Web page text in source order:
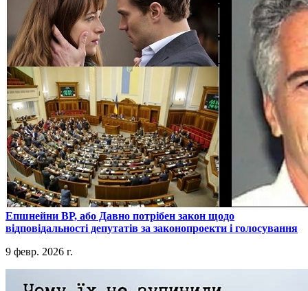
​Епшнейни ВР, або Давно потрібен закон щодо
відповідальності депутатів за законопроекти і голосування
9 февр. 2026 г.